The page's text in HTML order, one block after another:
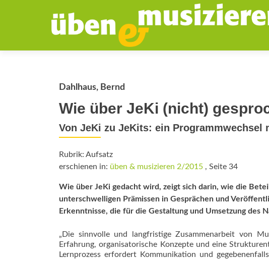
Dahlhaus, Bernd
Wie über JeKi (nicht)
Von JeKi zu JeKits: ein Programmwechsel
Rubrik: Aufsatz
erschienen in: üben & musizieren 2/2015 , Seite 34
Wie über JeKi gedacht wird, zeigt sich darin, wie die
unterschwelligen Prämissen in Gesprächen und
Erkenntnisse, die für die Gestaltung und Umsetzung des
„Die sinnvolle und langfristige Zusammen­arbeit von
Erfahrung, organisatorische Konzepte und eine
Lernprozess erfordert Kommunikation und